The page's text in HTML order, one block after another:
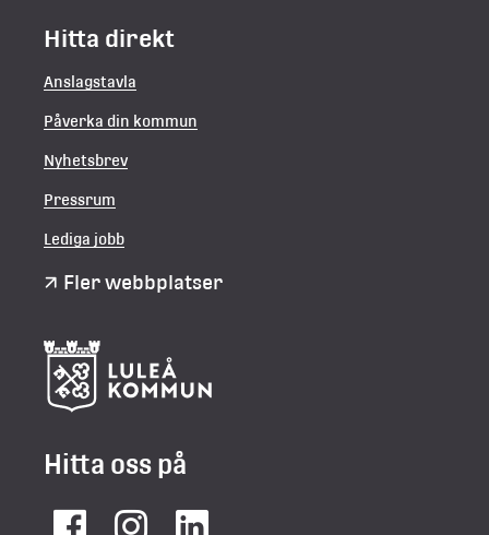
Hitta direkt
Anslagstavla
Påverka din kommun
Nyhetsbrev
Pressrum
Lediga jobb
Fler webbplatser
Hitta oss på